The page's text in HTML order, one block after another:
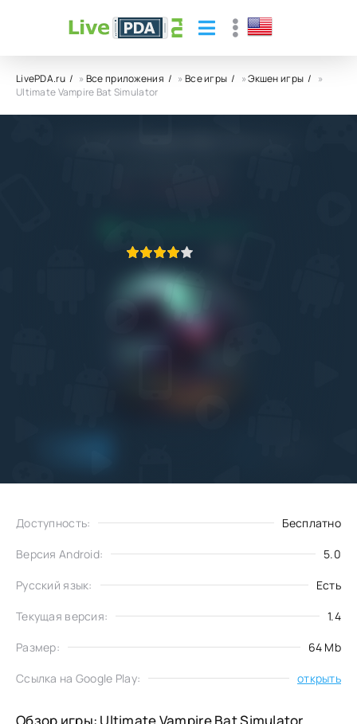
LivePDA.ru »Все приложения »Все игры »Экшен игры
»
Ultimate Vampire Bat Simulator
Доступность: Бесплатно
Версия Android: 5.0
Русский язык: Есть
Текущая версия: 1.4
Размер: 64 Mb
Ссылка на Google Play: открыть